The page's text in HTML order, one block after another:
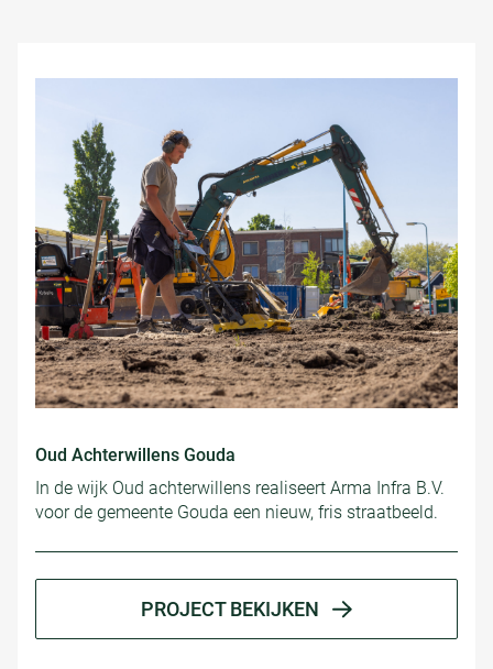
PROJECT BEKIJKEN
Oud Achterwillens Gouda
In de wijk Oud achterwillens realiseert Arma Infra B.V.
voor de gemeente Gouda een nieuw, fris straatbeeld.